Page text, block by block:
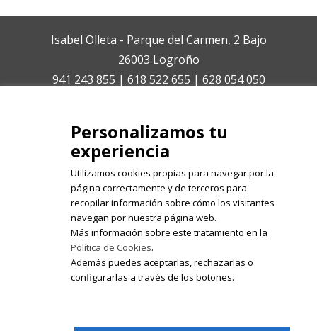
Isabel Olleta - Parque del Carmen, 2 Bajo
26003 Logroño
941 243 855 | 618 522 655 | 628 054 050
Registrate en nuestro boletín de
noticias
Personalizamos tu
experiencia
Utilizamos cookies propias para navegar por la
página correctamente y de terceros para
recopilar información sobre cómo los visitantes
navegan por nuestra página web.
Más información sobre este tratamiento en la
Política de Cookies.
Además puedes aceptarlas, rechazarlas o
configurarlas a través de los botones.